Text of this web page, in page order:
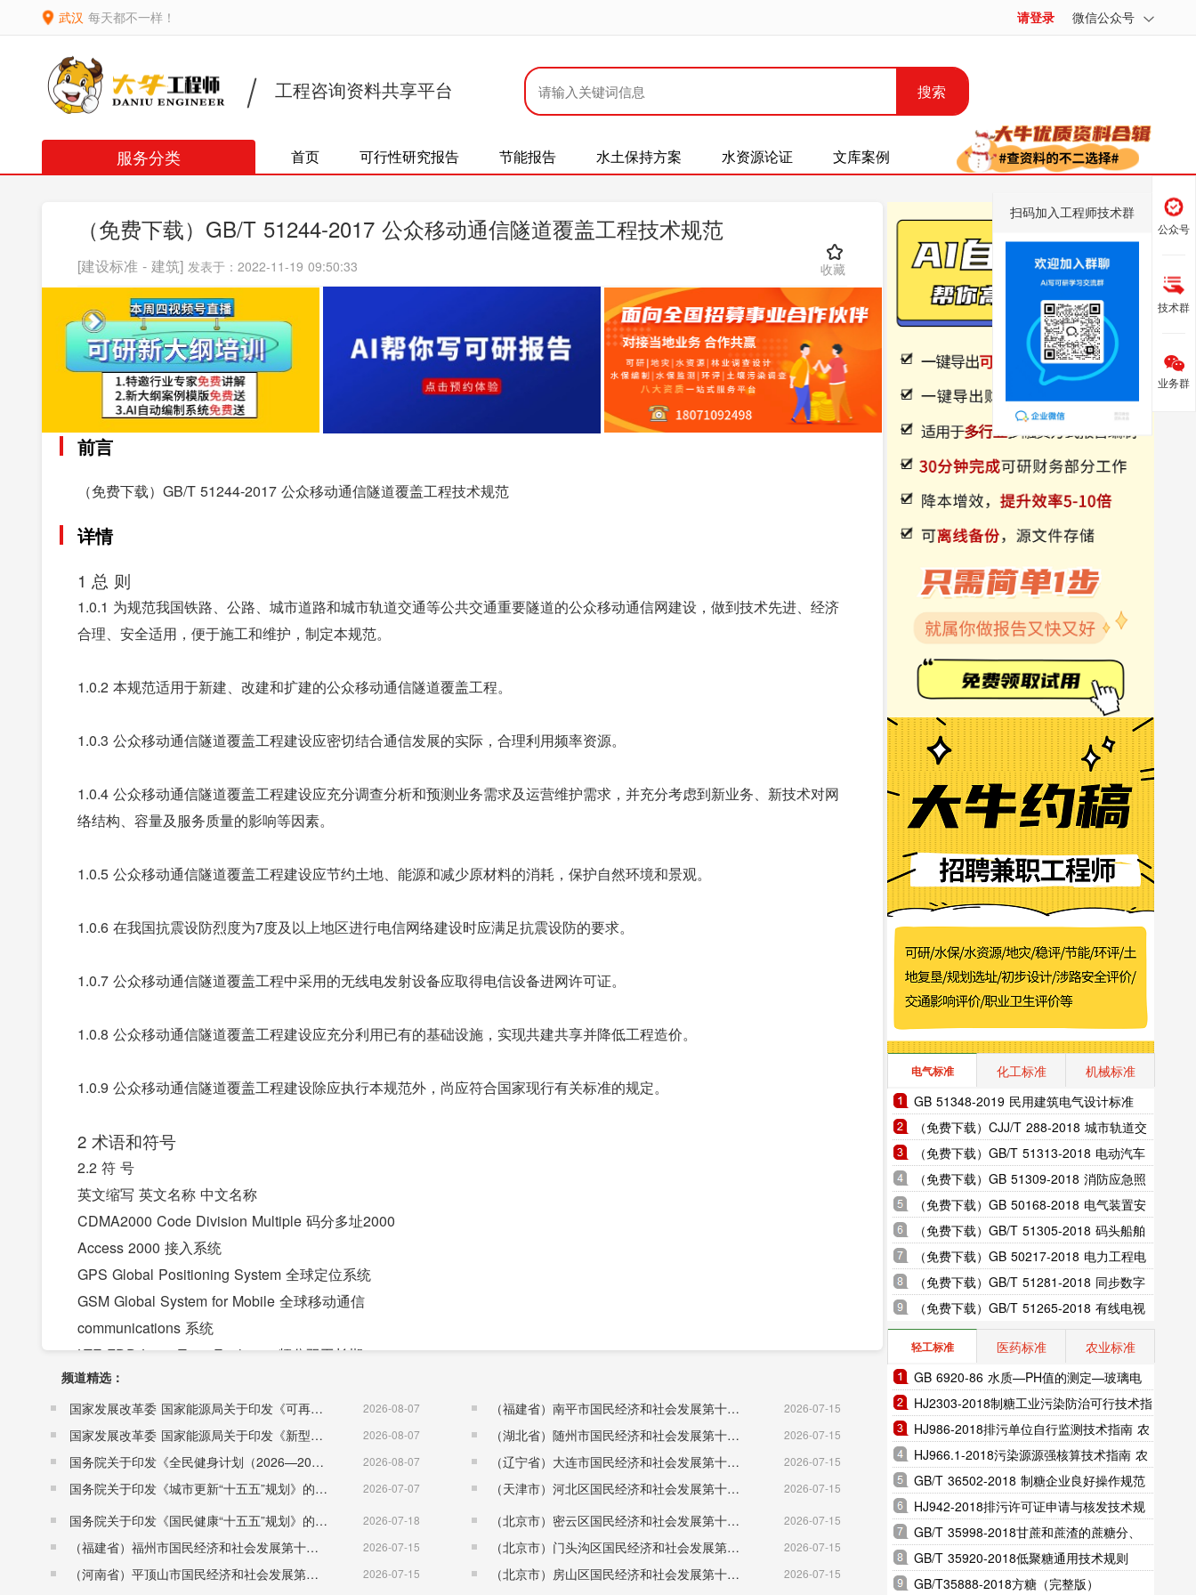
武汉 每天都不一样！ 请登录 微信公众号
工程咨询资料共享平台 搜索
服务分类 首页 可行性研究报告 节能报告 水土保持方案 水资源论证 文库案例
（免费下载）GB/T 51244-2017 公众移动通信隧道覆盖工程技术规范
[建设标准 - 建筑] 发表于：2022-11-19 09:50:33 收藏
前言
（免费下载）GB/T 51244-2017 公众移动通信隧道覆盖工程技术规范
详情
1 总 则
1.0.1 为规范我国铁路、公路、城市道路和城市轨道交通等公共交通重要隧道的公众移动通信网建设，做到技术先进、经济
合理、安全适用，便于施工和维护，制定本规范。
1.0.2 本规范适用于新建、改建和扩建的公众移动通信隧道覆盖工程。
1.0.3 公众移动通信隧道覆盖工程建设应密切结合通信发展的实际，合理利用频率资源。
1.0.4 公众移动通信隧道覆盖工程建设应充分调查分析和预测业务需求及运营维护需求，并充分考虑到新业务、新技术对网
络结构、容量及服务质量的影响等因素。
1.0.5 公众移动通信隧道覆盖工程建设应节约土地、能源和减少原材料的消耗，保护自然环境和景观。
1.0.6 在我国抗震设防烈度为7度及以上地区进行电信网络建设时应满足抗震设防的要求。
1.0.7 公众移动通信隧道覆盖工程中采用的无线电发射设备应取得电信设备进网许可证。
1.0.8 公众移动通信隧道覆盖工程建设应充分利用已有的基础设施，实现共建共享并降低工程造价。
1.0.9 公众移动通信隧道覆盖工程建设除应执行本规范外，尚应符合国家现行有关标准的规定。
2 术语和符号
2.2 符 号
英文缩写 英文名称 中文名称
CDMA2000 Code Division Multiple 码分多址2000
Access 2000 接入系统
GPS Global Positioning System 全球定位系统
GSM Global System for Mobile 全球移动通信
communications 系统
LTE FDD Long Term Evolution 频分双工长期
Frequency Division Duplex 演进
RRU Radio Remote Unit 无线远端单元
TDMA Time Division Multiple Access 时分多址
TD-LTE TD-SCDMA Long Term TD-SCDMA长
Evolution 期演进
TD-SCDMA Time Division Synchronous 时分同步码分
CDMA 多址
WCDMA Wideband CDMA 宽带CDMA
频道精选：
国家发展改革委 国家能源局关于印发《可再生能源发展“十五五”规划》的通知 （发改能源〔2026〕1067号）
2026-08-07
国家发展改革委 国家能源局关于印发《新型电力系统建设“十五五”规划》的通知​ （发改能源〔2026〕942号） 2026-08-07
国务院关于印发《全民健身计划（2026—2030年）》的通知 （国发〔2026〕26号） 2026-08-07
国务院关于印发《城市更新“十五五”规划》的通知（国发〔2026〕12号） 2026-07-07
国务院关于印发《国民健康“十五五”规划》的通知 （国发〔2026〕23号） 2026-07-18
（福建省）福州市国民经济和社会发展第十五个五年规划纲要 2026-07-15
（河南省）平顶山市国民经济和社会发展第十五个五年规划纲要 2026-07-15
（福建省）南平市国民经济和社会发展第十五个五年规划纲要 2026-07-15
（湖北省）随州市国民经济和社会发展第十五个五年规划纲要 2026-07-15
（辽宁省）大连市国民经济和社会发展第十五个五年规划纲要 2026-07-15
（天津市）河北区国民经济和社会发展第十五个五年规划纲要 2026-07-15
（北京市）密云区国民经济和社会发展第十五个五年规划纲要 2026-07-15
（北京市）门头沟区国民经济和社会发展第十五个五年规划纲要 2026-07-15
（北京市）房山区国民经济和社会发展第十五个五年规划纲要 2026-07-15
电气标准 化工标准
机械标准
GB 51348-2019 民用建筑电气设计标准
（完整版）
（免费下载）CJJ/T 288-2018 城市轨道交
通架空接触网技术标准
（免费下载）GB/T 51313-2018 电动汽车
分散充电设施工程技术标准
（免费下载）GB 51309-2018 消防应急照
明和疏散指示系统技术标准
（免费下载）GB 50168-2018 电气装置安
装工程 电缆线路施工及验收标准
（免费下载）GB/T 51305-2018 码头船舶
岸电设施工程技术标准
（免费下载）GB 50217-2018 电力工程电
缆设计标准
（免费下载）GB/T 51281-2018 同步数字
体系(SDH)光纤传输系统工程验收标准
（免费下载）GB/T 51265-2018 有线电视
网络工程施工与验收标准
轻工标准 医药标准
农业标准
GB 6920-86 水质—PH值的测定—玻璃电
极法
HJ2303-2018制糖工业污染防治可行技术指
南（完整版）
HJ986-2018排污单位自行监测技术指南 农
副食品加工业（完整版）
HJ966.1-2018污染源源强核算技术指南 农
副食品加工工业—制糖工业（完整版）
GB/T 36502-2018 制糖企业良好操作规范
（完整版）
HJ942-2018排污许可证申请与核发技术规
范 总则（完整版）
GB/T 35998-2018甘蔗和蔗渣的蔗糖分、
锤度及纤维分测定 湿式分解法（完整版）
GB/T 35920-2018低聚糖通用技术规则
（完整版）
GB/T35888-2018方糖（完整版）
公众号
技术群
扫码加入工程师技术群
业务群